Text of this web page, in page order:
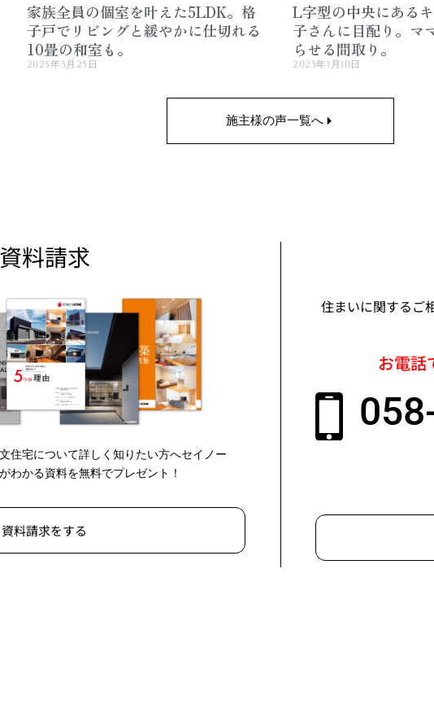
家族全員の個室を叶えた5LDK。格
子戸でリビングと緩やかに仕切れる
10畳の和室も。
2025年5月25日
L字型の中央にある
子さんに目配り。マ
らせる間取り。
2025年1月10日
施主様の声一覧へ
資料請求
住宅について詳しく知りたい方へセイノー
わかる資料を無料でプレゼント！
資料請求をする
住まいに関するご
お電話